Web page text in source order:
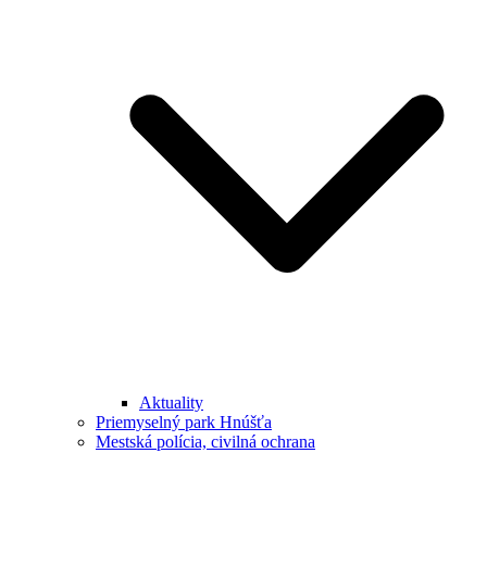
Aktuality
Priemyselný park Hnúšťa
Mestská polícia, civilná ochrana